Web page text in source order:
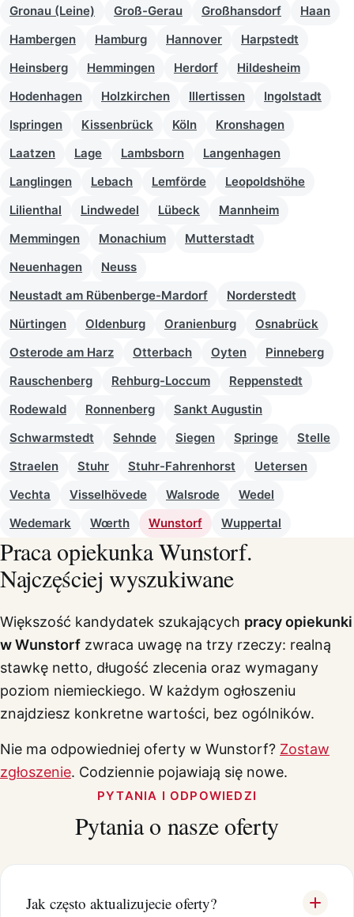
Gronau (Leine) Groß-Gerau Großhansdorf
Haan
Hambergen
Hamburg Hannover
Harpstedt
Heinsberg
Hemmingen Herdorf
Hildesheim
Hodenhagen
Holzkirchen Illertissen
Ingolstadt
Ispringen
Kissenbrück Köln
Kronshagen
Laatzen
Lage Lambsborn
Langenhagen
Langlingen
Lebach Lemförde
Leopoldshöhe
Lilienthal
Lindwedel Lübeck
Mannheim
Memmingen
Monachium
Mutterstadt
Neuenhagen
Neuss
Neustadt am Rübenberge-Mardorf
Norderstedt
Nürtingen
Oldenburg Oranienburg
Osnabrück
Osterode am Harz
Otterbach Oyten
Pinneberg
Rauschenberg
Rehburg-Loccum
Reppenstedt
Rodewald
Ronnenberg
Sankt Augustin
Schwarmstedt
Sehnde Siegen Springe
Stelle
Straelen
Stuhr Stuhr-Fahrenhorst
Uetersen
Vechta
Visselhövede Walsrode
Wedel
Wedemark
Wœrth Wunstorf Wuppertal
Praca opiekunka Wunstorf.
Najczęściej wyszukiwane
Większość kandydatek szukających pracy opiekunki
w Wunstorf zwraca uwagę na trzy rzeczy: realną
stawkę netto, długość zlecenia oraz wymagany
poziom niemieckiego. W każdym ogłoszeniu
znajdziesz konkretne wartości, bez ogólników.
Nie ma odpowiedniej oferty w Wunstorf? Zostaw
zgłoszenie. Codziennie pojawiają się nowe.
PYTANIA I ODPOWIEDZI
Pytania o nasze oferty
Jak często aktualizujecie oferty?